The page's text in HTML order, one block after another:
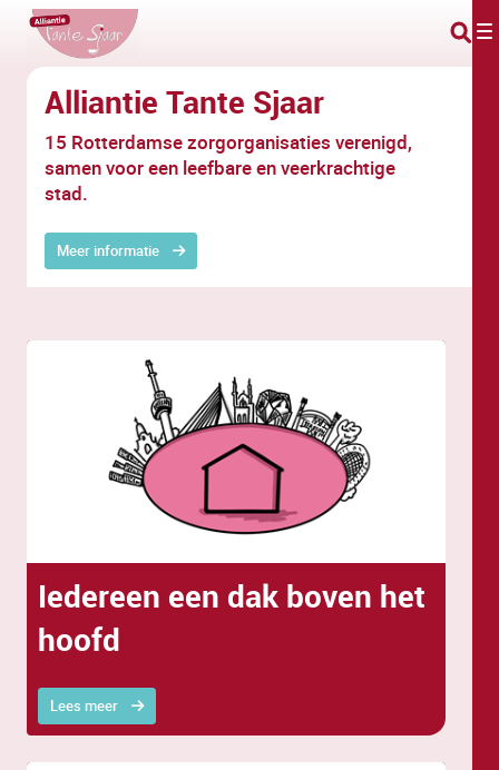
Overslaan en naar hoofdinhoud gaan
Alliantie Tante Sjaar
15 Rotterdamse zorgorganisaties verenigd,
samen voor een leefbare en veerkrachtige
stad.
Meer informatie
Iedereen een dak boven het
hoofd
Lees meer